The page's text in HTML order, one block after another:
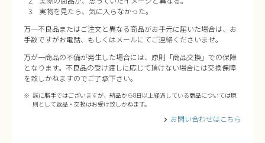
実物を見たら、気に入らなかった。
万一不良品またはご注文と異なる商品がお手元に届いた場合は、お
手数ですがお電話、もしくはメールにてご連絡くださいませ。
万が一商品の不備が発生した場合には、原則「商品交換」での保障
となります。不良品の受け渡しに応じて頂けない場合には交換保障
を致しかねますのでご了承下さい。
誠に勝手ではございますが、納品から8日以上経過している商品については原
則として返品・交換はお受け致しかねます。
お問い合わせはこちら